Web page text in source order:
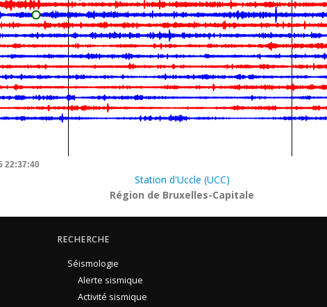
22:37:40
Station d'Uccle (UCC)
Région de Bruxelles-Capitale
RECHERCHE
Séismologie
Alerte sismique
Activité sismique